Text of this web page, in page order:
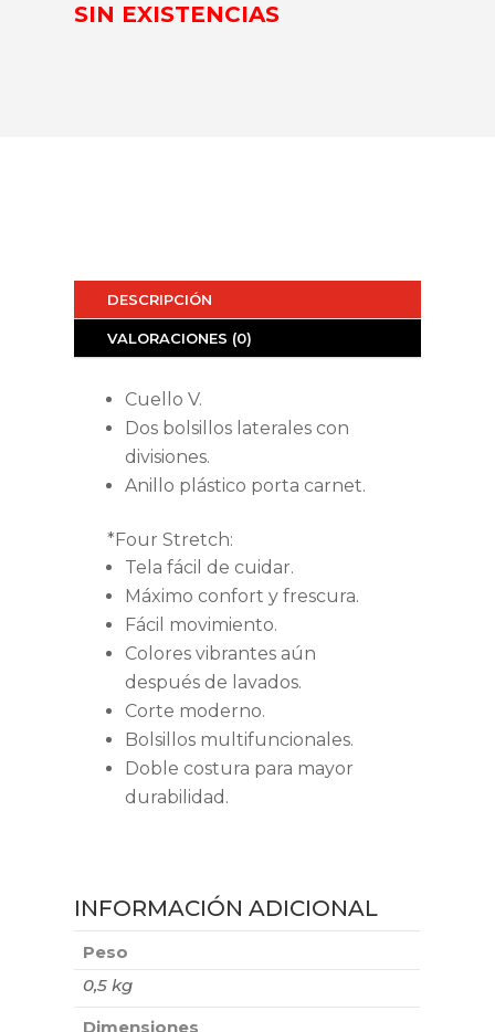
SIN EXISTENCIAS
DESCRIPCIÓN
VALORACIONES (0)
Cuello V.
Dos bolsillos laterales con
divisiones.
Anillo plástico porta carnet.
*Four Stretch:
Tela fácil de cuidar.
Máximo confort y frescura.
Fácil movimiento.
Colores vibrantes aún
después de lavados.
Corte moderno.
Bolsillos multifuncionales.
Doble costura para mayor
durabilidad.
INFORMACIÓN ADICIONAL
Peso
0,5 kg
Dimensiones